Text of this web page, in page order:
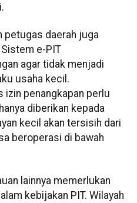
petugas daerah juga
e-PIT
agar tidak menjadi
usaha kecil.
izin penangkapan perlu
diberikan kepada
kecil akan tersisih dari
beroperasi di bawah
lainnya memerlukan
kebijakan PIT. Wilayah